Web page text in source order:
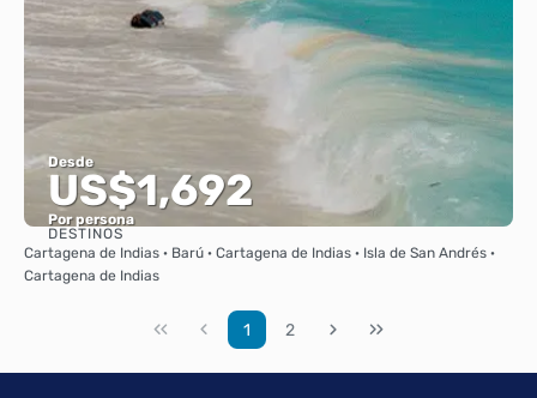
Desde
US$1,692
Por persona
Ver
DESTINOS
Cartagena de Indias · Barú · Cartagena de Indias · Isla de San Andrés ·
Cartagena de Indias
1 2